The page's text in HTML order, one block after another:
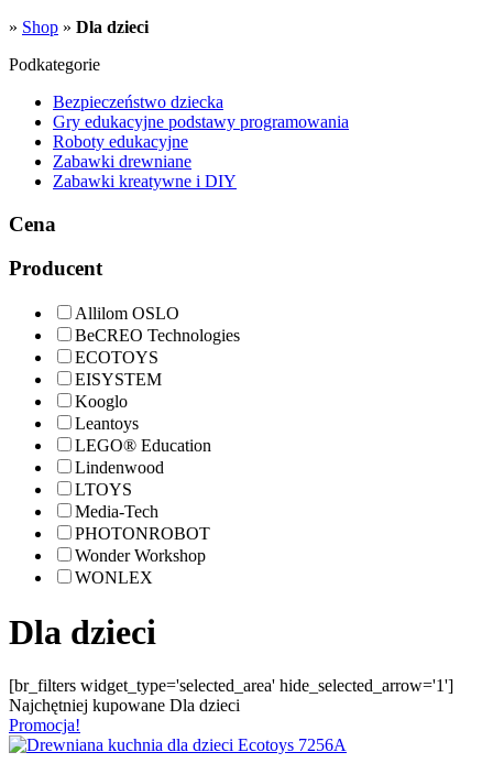
» Shop » Dla dzieci
Podkategorie
Bezpieczeństwo dziecka
Gry edukacyjne podstawy programowania
Roboty edukacyjne
Zabawki drewniane
Zabawki kreatywne i DIY
Cena
Producent
Allilom OSLO
BeCREO Technologies
ECOTOYS
EISYSTEM
Kooglo
Leantoys
LEGO® Education
Lindenwood
LTOYS
Media-Tech
PHOTONROBOT
Wonder Workshop
WONLEX
Dla dzieci
[br_filters widget_type='selected_area' hide_selected_arrow='1']
Najchętniej kupowane Dla dzieci
Promocja!